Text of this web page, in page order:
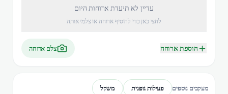
עדיין לא תיעדת ארוחות היום
לחצי כאן כדי להוסיף ארוחה או צלמי אותה
הוספת ארוחה צלם ארוחה
מעקבים נוספים פעילות גופנית משקל